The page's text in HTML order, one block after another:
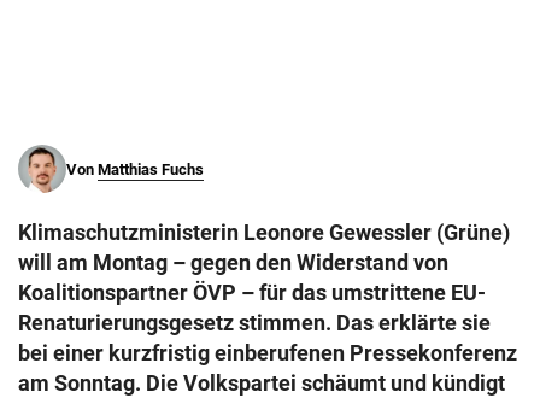
Von Matthias Fuchs
Klimaschutzministerin Leonore Gewessler (Grüne)
will am Montag – gegen den Widerstand von
Koalitionspartner ÖVP – für das umstrittene EU-
Renaturierungsgesetz stimmen. Das erklärte sie
bei einer kurzfristig einberufenen Pressekonferenz
am Sonntag. Die Volkspartei schäumt und kündigt